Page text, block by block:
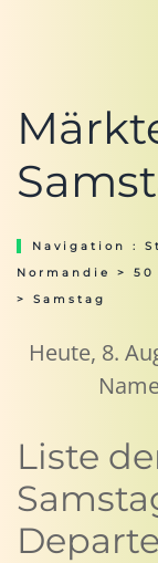
Navigation :
Normandie
> 50
> Samstag
Heute, 8.
Liste